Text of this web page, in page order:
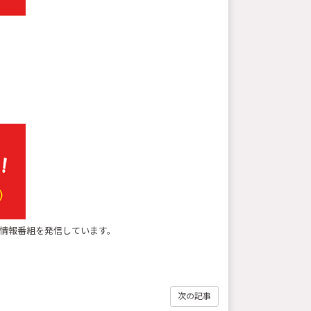
報番組を発信しています。
次の記事